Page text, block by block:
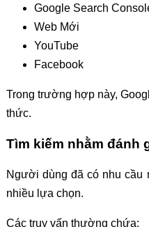
Google Search
Web Mới
YouTube
Facebook
Trong trường hợp này,
thức.
Tìm kiếm nhằm đánh
Người dùng đã có nhu cầu
nhiều lựa chọn.
Các truy vấn thường chứa: